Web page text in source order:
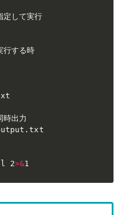
定して実行
行する時
時出力
2>&1